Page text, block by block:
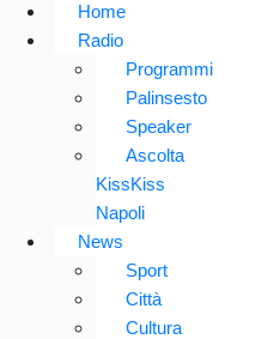
Home
Radio
Programmi
Palinsesto
Speaker
Ascolta
KissKiss
Napoli
News
Sport
Città
Cultura